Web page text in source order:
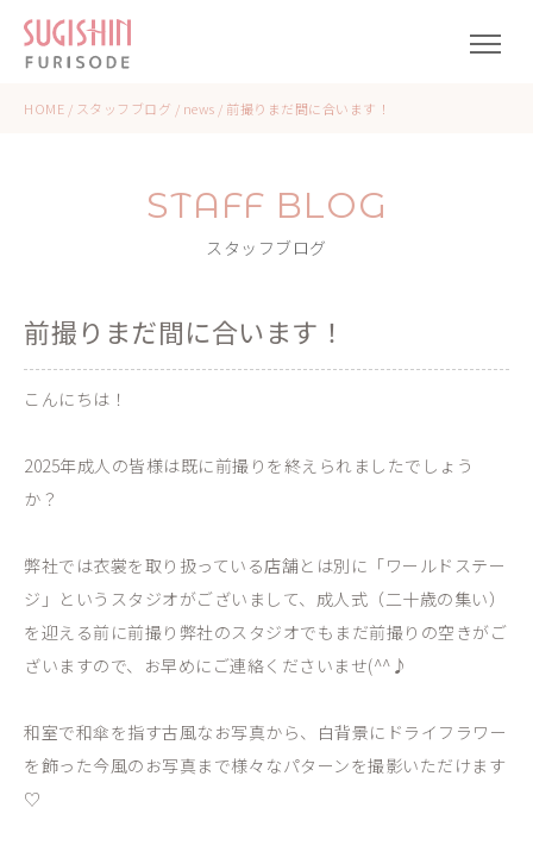
HOME / スタッフブログ / news / 前撮りまだ間に合います！
STAFF BLOG
スタッフブログ
前撮りまだ間に合います！
こんにちは！
2025年成人の皆様は既に前撮りを終えられましたでしょう
か？
弊社では衣裳を取り扱っている店舗とは別に「ワールドステー
ジ」というスタジオがございまして、成人式（二十歳の集い）
を迎える前に前撮り弊社のスタジオでもまだ前撮りの空きがご
ざいますので、お早めにご連絡くださいませ(^^♪
和室で和傘を指す古風なお写真から、白背景にドライフラワー
を飾った今風のお写真まで様々なパターンを撮影いただけます
♡